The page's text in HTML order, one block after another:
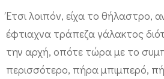
Έτσι λοιπόν, είχα το θήλαστρο,
έφτιαχνα τράπεζα γάλακτος
την αρχή, οπότε τώρα με το
περισσότερο, πήρα μπιμπερό,